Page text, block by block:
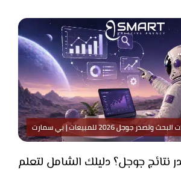
نتائج جوجل؟ دليلك الشامل لتعلم